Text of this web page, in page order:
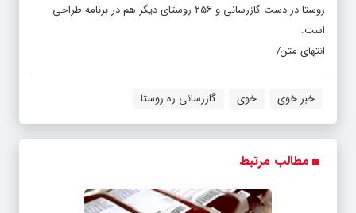
روستا در دست گازرسانی و ۲۵۶ روستای دیگر هم در برنامه طراحی
است.
انتهای متن/
خبر خوی خوی گازرسانی ره روستا
مطالب مرتبط